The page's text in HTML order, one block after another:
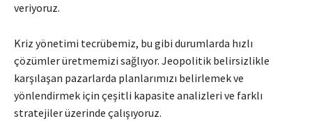
veriyoruz.
Kriz yönetimi tecrübemiz, bu gibi durumlarda hızlı
çözümler üretmemizi sağlıyor. Jeopolitik belirsizlikle
karşılaşan pazarlarda planlarımızı belirlemek ve
yönlendirmek için çeşitli kapasite analizleri ve farklı
stratejiler üzerinde çalışıyoruz.